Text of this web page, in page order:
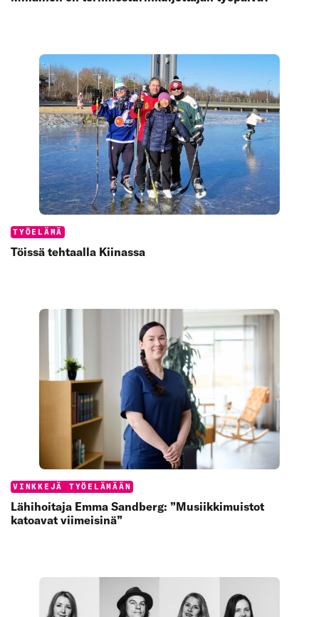
Categories:
TYÖELÄMÄ
Töissä tehtaalla Kiinassa
Categories:
VINKKEJÄ TYÖELÄMÄÄN
Lähihoitaja Emma Sandberg: ”Musiikkimuistot
katoavat viimeisinä”